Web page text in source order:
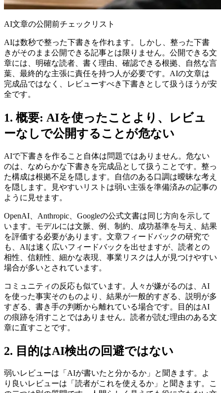
AI文章の公開前チェックリスト
AIは数秒で整った下書きを作れます。しかし、整った下書
きがそのまま公開できる記事とは限りません。公開できる文
章には、明確な読者、書く理由、確認できる根拠、自然な言
葉、最終的な主張に責任を持つ人が必要です。AIの文章は
完成品ではなく、レビューすべき下書きとして扱うほうが安
全です。
1. 概要: AIを使ったことより、レビュ
ーなしで公開することが危ない
AIで下書きを作ること自体は問題ではありません。危ない
のは、なめらかな下書きを完成品として扱うことです。整っ
た構成は根拠不足を隠します。自信のある口調は曖昧な考え
を隠します。見やすいリストは弱い主張を準備済みの記事の
ように見せます。
OpenAI、Anthropic、Googleの公式文書は同じ方向を示して
います。モデルには文脈、例、制約、成功基準を与え、結果
を評価する必要があります。文章フィードバックの研究で
も、AIは速く広いフィードバックを出せますが、読者との
相性、信頼性、細かな表現、事業リスクは人が見つけやすい
場合が多いとされています。
コミュニティの反応も似ています。人々が嫌がるのは、AI
を使った事実そのものより、結果が一般的すぎる、説明が多
すぎる、書き手の判断から離れている場合です。目的はAI
の痕跡を消すことではありません。読者が読む理由のある文
章に直すことです。
2. 目的はAI検出の回避ではない
弱いレビューは「AIが書いたと分かるか」と聞きます。よ
り良いレビューは「読者がこれを使えるか」と聞きます。こ